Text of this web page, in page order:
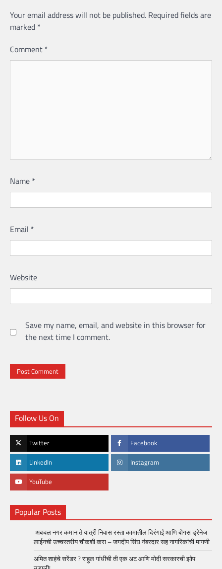
Your email address will not be published. Required fields are
marked *
Comment *
Name *
Email *
Website
Save my name, email, and website in this browser for
the next time I comment.
Follow Us On
Twitter Facebook
LinkedIn Instagram
YouTube
Popular Posts
अबचल नगर कमान ते यात्री निवास रस्ता कामातील दिरंगाई आणि बोगस ड्रेनेज
लाईनची उच्चस्तरीय चौकशी करा – जगदीप सिंघ नंबरदार सह नागरिकांची मागणी
अमित शाहंचे सरेंडर ? राहुल गांधींची ती एक अट आणि मोदी सरकारची झोप